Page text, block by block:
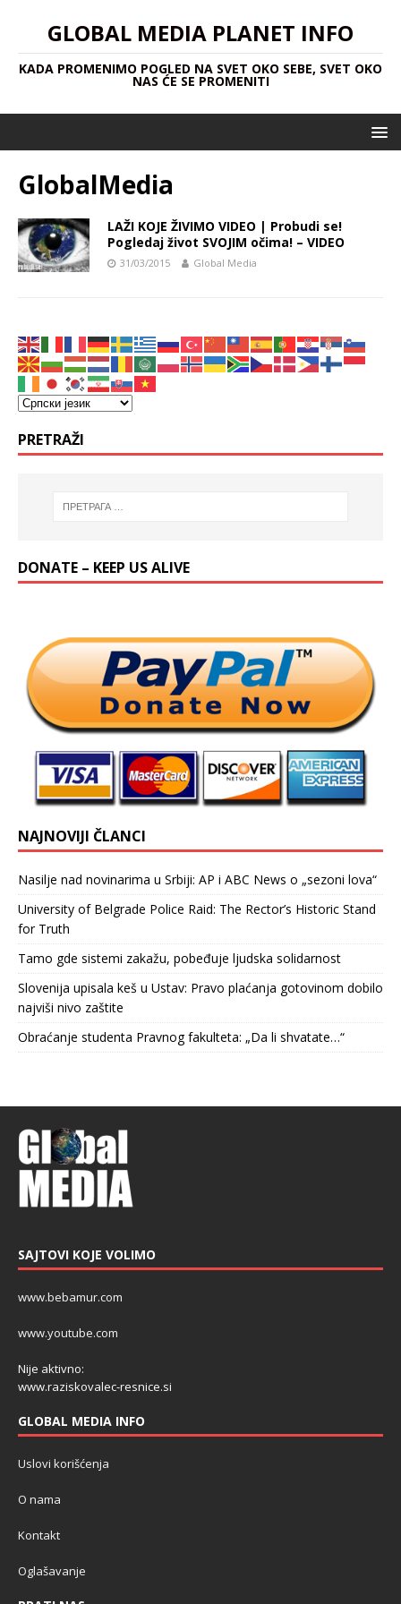
GLOBAL MEDIA PLANET INFO
KADA PROMENIMO POGLED NA SVET OKO SEBE, SVET OKO
NAS ĆE SE PROMENITI
‎GlobalMedia‬‪
LAŽI KOJE ŽIVIMO VIDEO | Probudi se!
Pogledaj život SVOJIM očima! – VIDEO
31/03/2015 Global Media
PRETRAŽI
DONATE – KEEP US ALIVE
NAJNOVIJI ČLANCI
Nasilje nad novinarima u Srbiji: AP i ABC News o „sezoni lova“
University of Belgrade Police Raid: The Rector’s Historic Stand
for Truth
Tamo gde sistemi zakažu, pobeđuje ljudska solidarnost
Slovenija upisala keš u Ustav: Pravo plaćanja gotovinom dobilo
najviši nivo zaštite
Obraćanje studenta Pravnog fakulteta: „Da li shvatate…“
SAJTOVI KOJE VOLIMO
www.bebamur.com
www.youtube.com
Nije aktivno:
www.raziskovalec-resnice.si
GLOBAL MEDIA INFO
Uslovi korišćenja
O nama
Kontakt
Oglašavanje